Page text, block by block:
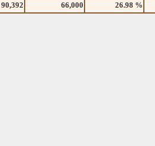
90,392 66,000 26.98 %